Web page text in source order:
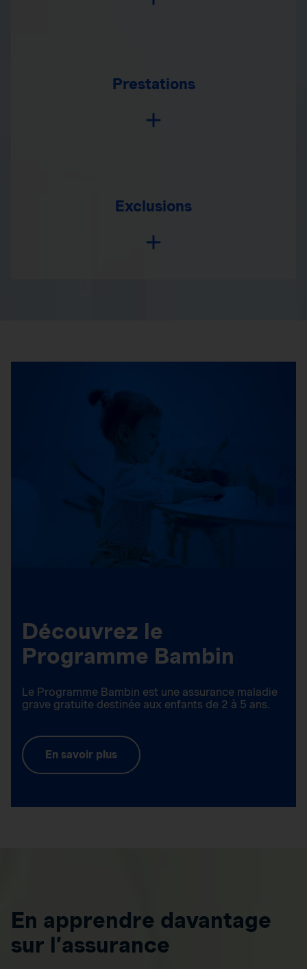
Prestations
Exclusions
Découvrez le
Programme Bambin
Le Programme Bambin est une assurance maladie
grave gratuite destinée aux enfants de 2 à 5 ans.
En savoir plus
En apprendre davantage
sur l’assurance